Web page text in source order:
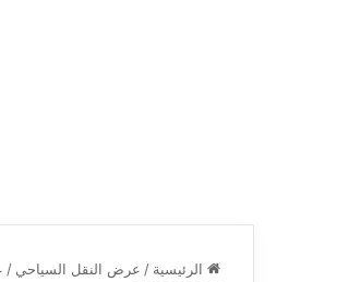
الرئيسية / عرض النقل السياحي /